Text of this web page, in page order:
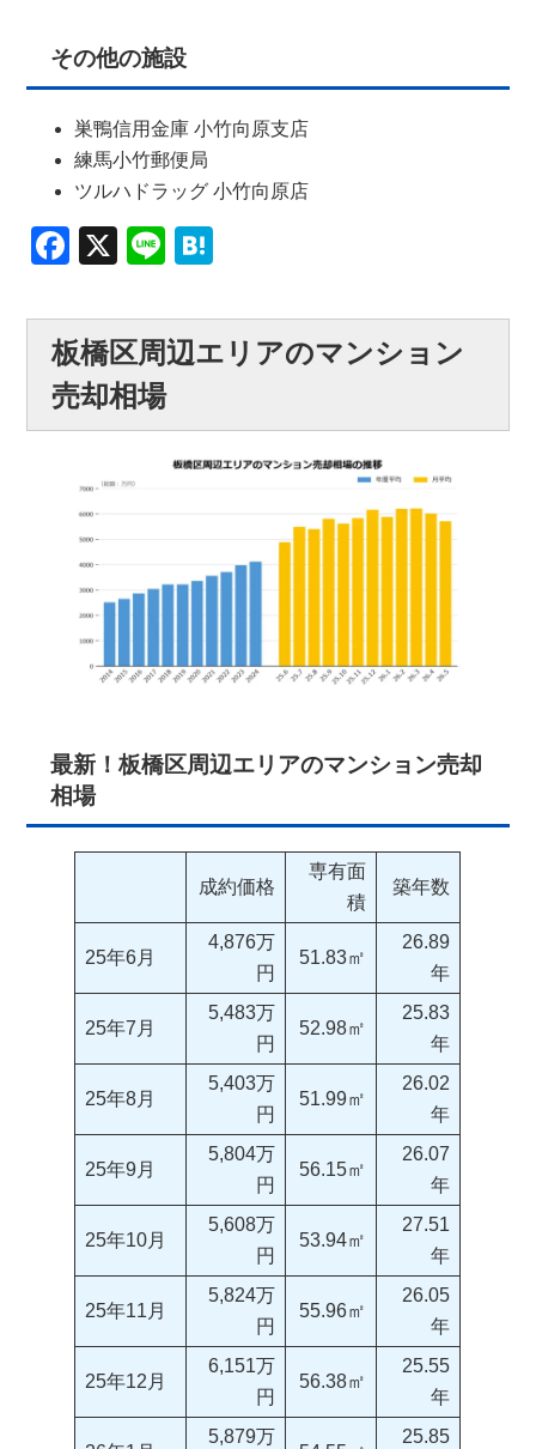
その他の施設
巣鴨信用金庫 小竹向原支店
練馬小竹郵便局
ツルハドラッグ 小竹向原店
Facebook
X Line
板橋区周辺エリアのマンション
売却相場
最新！板橋区周辺エリアのマンション売却
相場
成約価格
専有面
積
築年数
25年6月
4,876万
円
51.83㎡
26.89
年
25年7月
5,483万
円
52.98㎡
25.83
年
25年8月
5,403万
円
51.99㎡
26.02
年
25年9月
5,804万
円
56.15㎡
26.07
年
25年10月
5,608万
円
53.94㎡
27.51
年
25年11月
5,824万
円
55.96㎡
26.05
年
25年12月
6,151万
円
56.38㎡
25.55
年
5,879万
25.85